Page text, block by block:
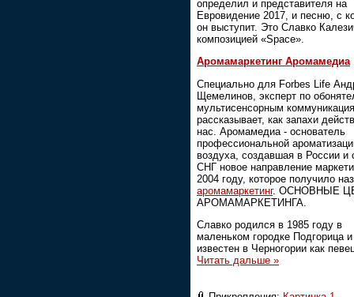
определил и представителя на
Евровидение 2017, и песню, с
он выступит. Это Славко
композицией «Space».
Аромамаркетинг Аромамедиа
Специально для Forbes Life
Щемелинов, эксперт по
мультисенсорным
рассказывает, как запахи
нас. Аромамедиа - основатель
профессиональной
воздуха, создавшая в России и
СНГ новое направление
2004 году, которое получило
аромамаркетинг. ОСНОВНЫЕ
АРОМАМАРКЕТИНГА.
Славко родился в 1985 году в
маленьком городке Подгорица и
известен в Черногории как
Читать дальше »